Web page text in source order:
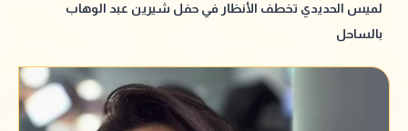
لميس الحديدي تخطف الأنظار في حفل شيرين عبد الوهاب
بالساحل